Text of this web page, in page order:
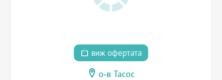
виж офертата
о-в Тасос